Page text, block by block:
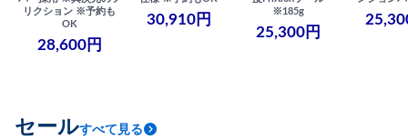
リクション ※予約も
OK
28,600円
30,910円
※185g
25,300円
セールすべて見る